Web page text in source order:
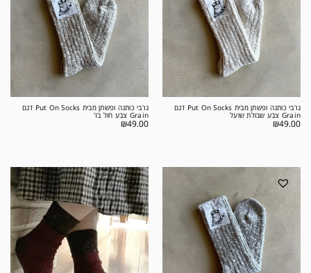
גרבי כותנה ופשתן מבית Put On Socks דגם
Grain צבע שבולת שועל
₪49.00
גרבי כותנה ופשתן מבית Put On Socks דגם
Grain צבע חול בז'
₪49.00